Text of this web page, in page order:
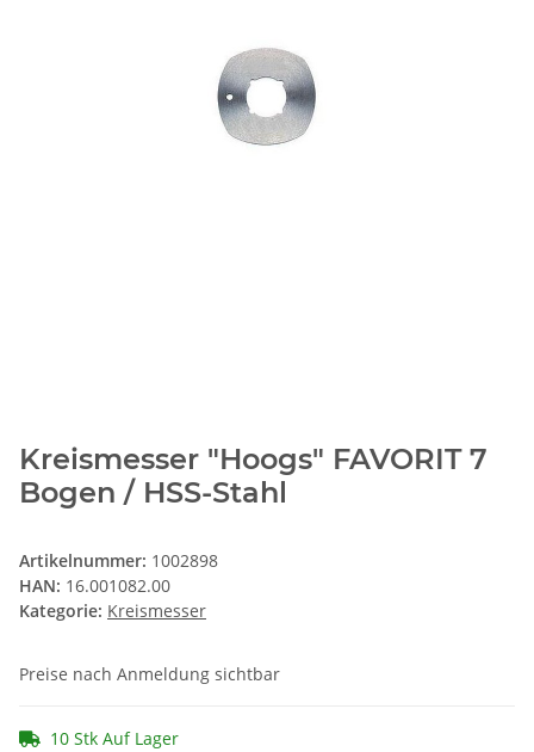
Kreismesser "Hoogs" FAVORIT 7
Bogen / HSS-Stahl
Artikelnummer: 1002898
HAN: 16.001082.00
Kategorie: Kreismesser
Preise nach Anmeldung sichtbar
10 Stk Auf Lager